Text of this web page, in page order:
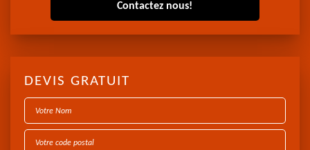
Contactez nous!
DEVIS GRATUIT